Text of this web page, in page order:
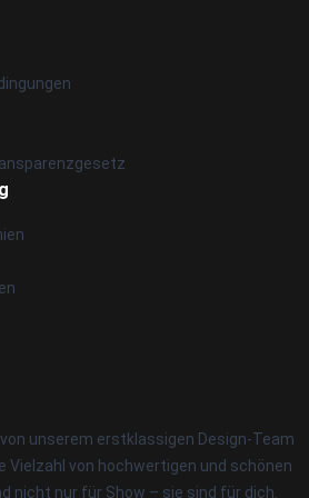
unserem erstklassigen Design-Team
Vielzahl von hochwertigen und schönen
nicht nur für Show – sie sind für dich.